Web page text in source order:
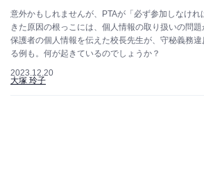
意外かもしれませんが、PTAが「必ず参加しなけ
きた原因の根っこには、個人情報の取り扱いの問
保護者の個人情報を伝えた校長先生が、守秘義務
る例も。何が起きているのでしょうか？
2023.12.20
大塚 玲子